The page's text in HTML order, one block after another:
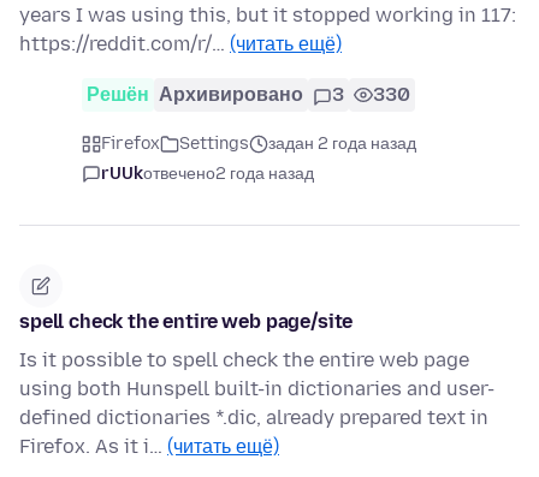
years I was using this, but it stopped working in 117:
https://reddit.com/r/… (читать ещё)
Решён Архивировано 3 330
Firefox Settings
задан 2 года назад
rUUkотвечено2 года назад
spell check the entire web page/site
Is it possible to spell check the entire web page
using both Hunspell built-in dictionaries and user-
defined dictionaries *.dic, already prepared text in
Firefox. As it i… (читать ещё)